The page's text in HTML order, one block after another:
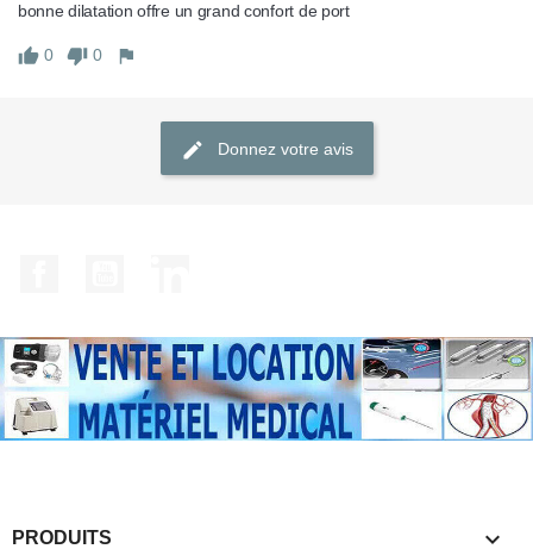
bonne dilatation offre un grand confort de port
0 0
Donnez votre avis
PRODUITS 